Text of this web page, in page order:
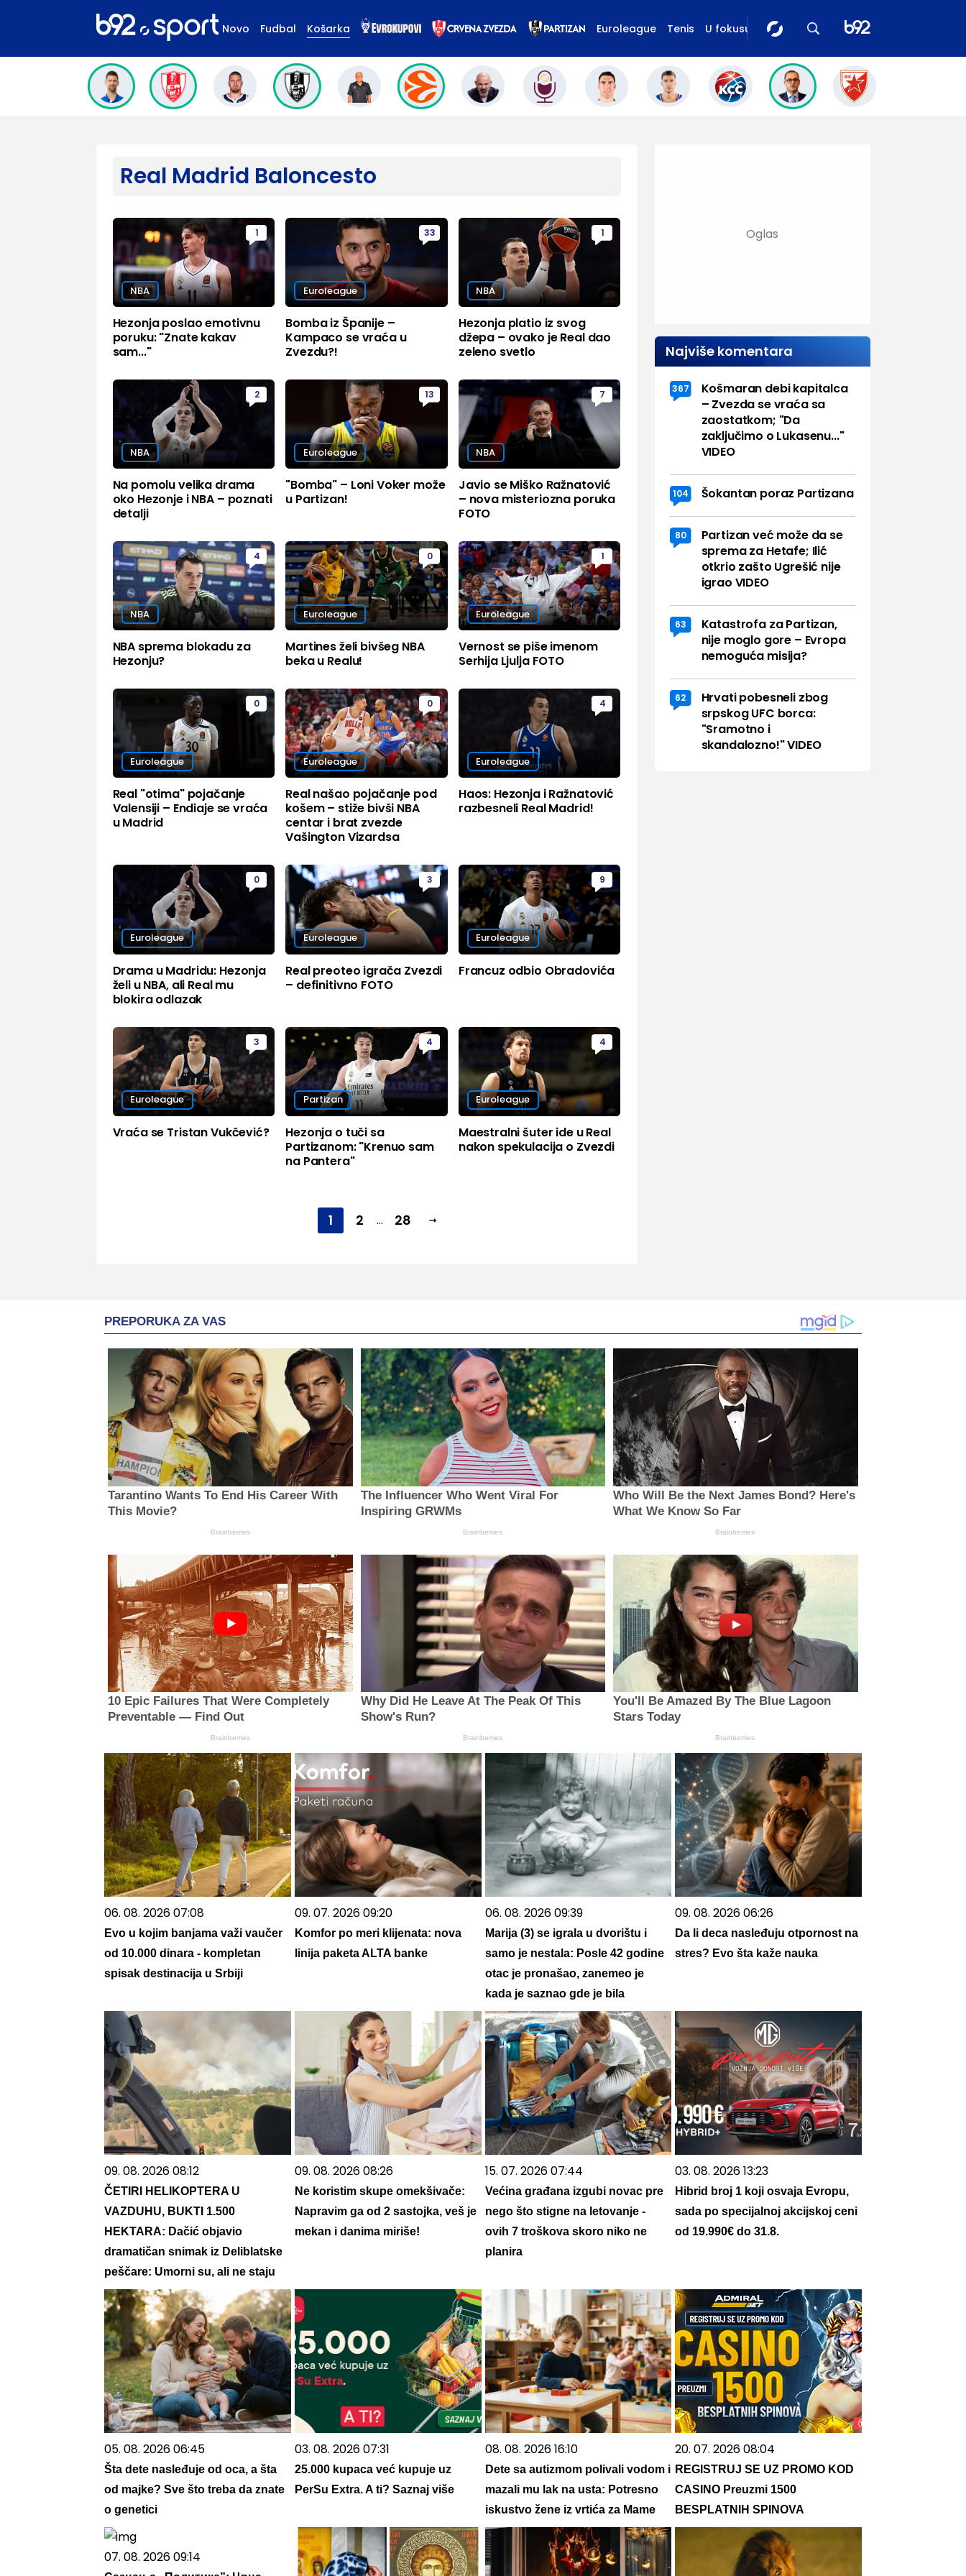
Novo Fudbal Košarka Euroleague Tenis U fokusu
Real Madrid Baloncesto
1
NBA
Hezonja poslao emotivnu
poruku: "Znate kakav
sam..."
33
Euroleague
Bomba iz Španije –
Kampaco se vraća u
Zvezdu?!
1
NBA
Hezonja platio iz svog
džepa – ovako je Real dao
zeleno svetlo
2
NBA
Na pomolu velika drama
oko Hezonje i NBA – poznati
detalji
13
Euroleague
"Bomba" – Loni Voker može
u Partizan!
7
NBA
Javio se Miško Ražnatović
– nova misteriozna poruka
FOTO
4
NBA
NBA sprema blokadu za
Hezonju?
0
Euroleague
Martines želi bivšeg NBA
beka u Realu!
1
Euroleague
Vernost se piše imenom
Serhija Ljulja FOTO
0
Euroleague
Real "otima" pojačanje
Valensiji – Endiaje se vraća
u Madrid
0
Euroleague
Real našao pojačanje pod
košem – stiže bivši NBA
centar i brat zvezde
Vašington Vizardsa
4
Euroleague
Haos: Hezonja i Ražnatović
razbesneli Real Madrid!
0
Euroleague
Drama u Madridu: Hezonja
želi u NBA, ali Real mu
blokira odlazak
3
Euroleague
Real preoteo igrača Zvezdi
– definitivno FOTO
9
Euroleague
Francuz odbio Obradovića
3
Euroleague
Vraća se Tristan Vukčević?
4
Partizan
Hezonja o tuči sa
Partizanom: "Krenuo sam
na Pantera"
4
Euroleague
Maestralni šuter ide u Real
nakon spekulacija o Zvezdi
1 2 ... 28
Najviše komentara
367
Košmaran debi kapitalca
– Zvezda se vraća sa
zaostatkom; "Da
zaključimo o Lukasenu..."
VIDEO
104 Šokantan poraz Partizana
80
Partizan već može da se
sprema za Hetafe; Ilić
otkrio zašto Ugrešić nije
igrao VIDEO
63
Katastrofa za Partizan,
nije moglo gore – Evropa
nemoguća misija?
62
Hrvati pobesneli zbog
srpskog UFC borca:
"Sramotno i
skandalozno!" VIDEO
PREPORUKA ZA VAS
Tarantino Wants To End His Career With
This Movie?
Brainberries
The Influencer Who Went Viral For
Inspiring GRWMs
Brainberries
Who Will Be the Next James Bond? Here's
What We Know So Far
Brainberries
10 Epic Failures That Were Completely
Preventable — Find Out
Brainberries
Why Did He Leave At The Peak Of This
Show's Run?
Brainberries
You'll Be Amazed By The Blue Lagoon
Stars Today
Brainberries
06. 08. 2026 07:08
Evo u kojim banjama važi vaučer
od 10.000 dinara - kompletan
spisak destinacija u Srbiji
09. 07. 2026 09:20
Komfor po meri klijenata: nova
linija paketa ALTA banke
06. 08. 2026 09:39
Marija (3) se igrala u dvorištu i
samo je nestala: Posle 42 godine
otac je pronašao, zanemeo je
kada je saznao gde je bila
09. 08. 2026 06:26
Da li deca nasleđuju otpornost na
stres? Evo šta kaže nauka
09. 08. 2026 08:12
ČETIRI HELIKOPTERA U
VAZDUHU, BUKTI 1.500
HEKTARA: Dačić objavio
dramatičan snimak iz Deliblatske
peščare: Umorni su, ali ne staju
09. 08. 2026 08:26
Ne koristim skupe omekšivače:
Napravim ga od 2 sastojka, veš je
mekan i danima miriše!
15. 07. 2026 07:44
Većina građana izgubi novac pre
nego što stigne na letovanje -
ovih 7 troškova skoro niko ne
planira
03. 08. 2026 13:23
Hibrid broj 1 koji osvaja Evropu,
sada po specijalnoj akcijskoj ceni
od 19.990€ do 31.8.
05. 08. 2026 06:45
Šta dete nasleđuje od oca, a šta
od majke? Sve što treba da znate
o genetici
03. 08. 2026 07:31
25.000 kupaca već kupuje uz
PerSu Extra. A ti? Saznaj više
08. 08. 2026 16:10
Dete sa autizmom polivali vodom i
mazali mu lak na usta: Potresno
iskustvo žene iz vrtića za Mame
20. 07. 2026 08:04
REGISTRUJ SE UZ PROMO KOD
CASINO Preuzmi 1500
BESPLATNIH SPINOVA
07. 08. 2026 09:14